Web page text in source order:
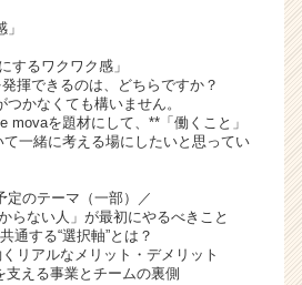
するワクワク感」
揮できるのは、どちらですか？
かなくても構いません。
movaを題材にして、**「働くこと」
一緒に考える場にしたいと思ってい
定のテーマ（一部）／
らない人」が最初にやるべきこと
通する“選択軸”とは？
リアルなメリット・デメリット
える事業とチームの裏側